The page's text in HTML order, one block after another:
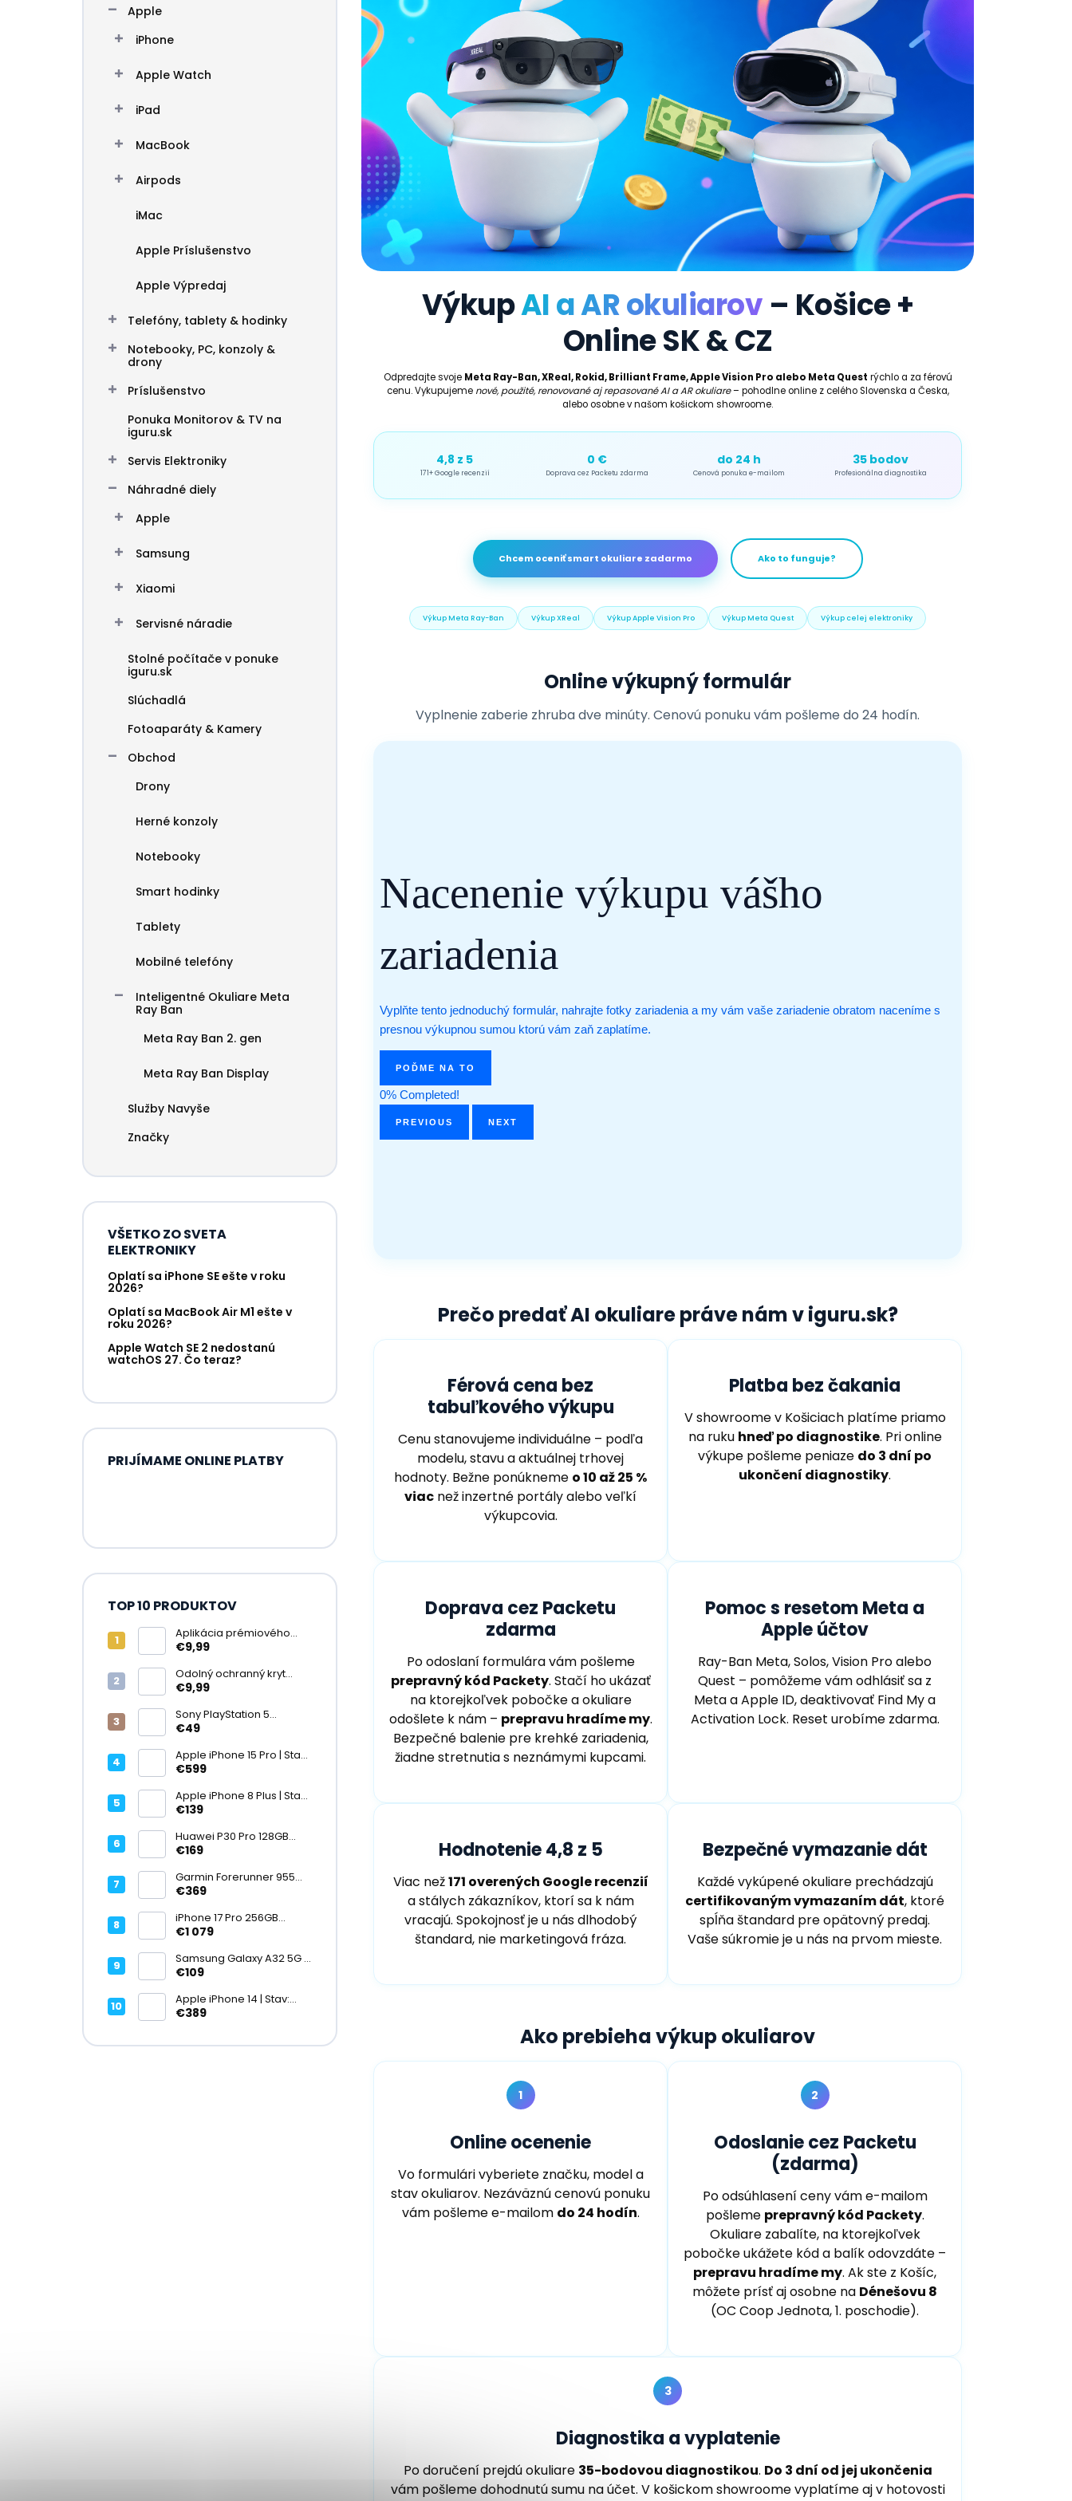
Apple
iPhone
Apple Watch
iPad
MacBook
Airpods
iMac
Apple Príslušenstvo
Apple Výpredaj
Telefóny, tablety & hodinky
Notebooky, PC, konzoly &
drony
Príslušenstvo
Ponuka Monitorov & TV na
iguru.sk
Servis Elektroniky
Náhradné diely
Apple
Samsung
Xiaomi
Servisné náradie
Stolné počítače v ponuke
iguru.sk
Slúchadlá
Fotoaparáty & Kamery
Obchod
Drony
Herné konzoly
Notebooky
Smart hodinky
Tablety
Mobilné telefóny
Inteligentné Okuliare Meta
Ray Ban
Meta Ray Ban 2. gen
Meta Ray Ban Display
Služby Navyše
Značky
VŠETKO ZO SVETA
ELEKTRONIKY
Oplatí sa iPhone SE ešte v roku
2026?
Oplatí sa MacBook Air M1 ešte v
roku 2026?
Apple Watch SE 2 nedostanú
watchOS 27. Čo teraz?
PRIJÍMAME ONLINE PLATBY
TOP 10 PRODUKTOV
Aplikácia prémiového
ochranného skla na
€9,99
Odolný ochranný kryt
transparentný
€9,99
Sony PlayStation 5
DualSense bezdrôtový
Vynikajúci – A
€49
Apple iPhone 15 Pro | Stav:
Vynikajúci – A
€599
Apple iPhone 8 Plus | Stav:
Vynikajúci – A
€139
Huawei P30 Pro 128GB
Black, Kirin 980, Leica 40
6,47" OLED, IP68 | Stav:
Vynikajúci – A
€169
Garmin Forerunner 955
Black, multisport GPS
batéria 15 dní, ECG,
ClimbPro
€369
iPhone 17 Pro 256GB
Cosmic Orange | Stav:
€1 079
Samsung Galaxy A32 5G |
Stav: Vynikajúci – A
€109
Apple iPhone 14 | Stav:
Vynikajúci – A
€389
VýkupAI a AR okuliarov – Košice +
Online SK & CZ
Odpredajte svoje Meta Ray-Ban, XReal, Rokid, Brilliant Frame, Apple Vision Pro alebo Meta Quest rýchlo a za férovú
cenu. Vykupujeme nové, použité, renovované aj repasované AI a AR okuliare– pohodlne online z celého Slovenska a Česka,
alebo osobne v našom košickom showroome.
4,8 z 5
171+ Google recenzií
0 €
Doprava cez Packetu zdarma
do 24 h
Cenová ponuka e-mailom
35 bodov
Profesionálna diagnostika
Chcem oceniť smart okuliare zadarmo Ako to funguje?
Výkup Meta Ray-Ban Výkup XReal Výkup Apple Vision Pro Výkup Meta Quest Výkup celej elektroniky
Online výkupný formulár
Vyplnenie zaberie zhruba dve minúty. Cenovú ponuku vám pošleme do 24 hodín.
Prečo predať AI okuliare práve nám viguru.sk?
Férová cena bez
tabuľkového výkupu
Cenu stanovujeme individuálne – podľa
modelu, stavu a aktuálnej trhovej
hodnoty. Bežne ponúkneme o 10 až 25 %
viac než inzertné portály alebo veľkí
výkupcovia.
Platba bez čakania
V showroome v Košiciach platíme priamo
na ruku hneď po diagnostike. Pri online
výkupe pošleme peniaze do 3 dní po
ukončení diagnostiky.
Doprava cez Packetu
zdarma
Po odoslaní formulára vám pošleme
prepravný kód Packety. Stačí ho ukázať
na ktorejkoľvek pobočke a okuliare
odošlete k nám – prepravu hradíme my.
Bezpečné balenie pre krehké zariadenia,
žiadne stretnutia s neznámymi kupcami.
Pomoc s resetom Meta a
Apple účtov
Ray-Ban Meta, Solos, Vision Pro alebo
Quest – pomôžeme vám odhlásiť sa z
Meta a Apple ID, deaktivovať Find My a
Activation Lock. Reset urobíme zdarma.
Hodnotenie 4,8 z 5
Viac než171 overených Google recenzií
a stálych zákazníkov, ktorí sa k nám
vracajú. Spokojnosť je u nás dlhodobý
štandard, nie marketingová fráza.
Bezpečné vymazanie dát
Každé vykúpené okuliare prechádzajú
certifikovaným vymazaním dát, ktoré
spĺňa štandard pre opätovný predaj.
Vaše súkromie je u nás na prvom mieste.
Ako prebiehavýkup okuliarov
1
Online ocenenie
Vo formulári vyberiete značku, model a
stav okuliarov. Nezáväznú cenovú ponuku
vám pošleme e-mailom do 24 hodín.
2
Odoslanie cez Packetu
(zdarma)
Po odsúhlasení ceny vám e-mailom
pošleme prepravný kód Packety.
Okuliare zabalíte, na ktorejkoľvek
pobočke ukážete kód a balík odovzdáte –
prepravu hradíme my. Ak ste z Košíc,
môžete prísť aj osobne na Dénešovu 8
(OC Coop Jednota, 1. poschodie).
3
Diagnostika a vyplatenie
Po doručení prejdú okuliare 35-bodovou diagnostikou. Do 3 dní od jej ukončenia
vám pošleme dohodnutú sumu na účet. V košickom showroome vyplatíme aj v hotovosti